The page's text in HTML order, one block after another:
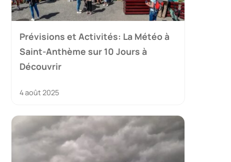
Prévisions et Activités: La Météo à
Saint-Anthème sur 10 Jours à
Découvrir
4 août 2025